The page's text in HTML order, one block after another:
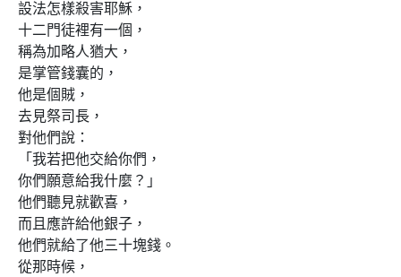
設法怎樣殺害耶穌，
十二門徒裡有一個，
稱為加略人猶大，
是掌管錢囊的，
他是個賊，
去見祭司長，
對他們說：
「我若把他交給你們，
你們願意給我什麼？」
他們聽見就歡喜，
而且應許給他銀子，
他們就給了他三十塊錢。
從那時候，